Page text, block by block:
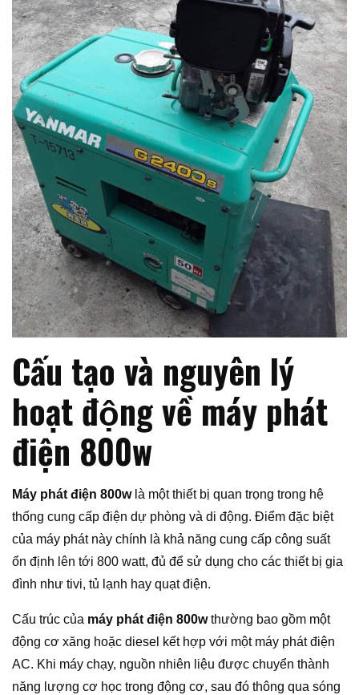
Cấu tạo và nguyên lý
hoạt động về máy phát
điện 800w
Máy phát điện 800wlà một thiết bị quan trọng trong hệ
thống cung cấp điện dự phòng và di động. Điểm đặc biệt
của máy phát này chính là khả năng cung cấp công suất
ổn định lên tới 800 watt, đủ để sử dụng cho các thiết bị gia
đình như tivi, tủ lạnh hay quạt điện.
Cấu trúc của máy phát điện 800wthường bao gồm một
động cơ xăng hoặc diesel kết hợp với một máy phát điện
AC. Khi máy chạy, nguồn nhiên liệu được chuyển thành
năng lượng cơ học trong động cơ, sau đó thông qua sóng